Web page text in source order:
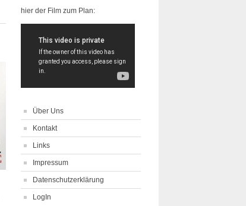
hier der Film zum Plan:
Über Uns
Kontakt
Links
Impressum
Datenschutzerklärung
LogIn